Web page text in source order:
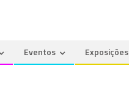
Eventos Exposições